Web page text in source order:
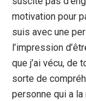
motivation pour
suis avec une
l’impression
que j’ai vécu, de
sorte de
personne qui a